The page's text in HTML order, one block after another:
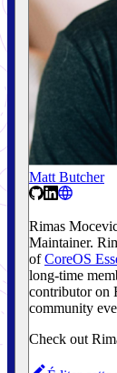
Matt Butcher
Rimas
Maintainer.
ofCoreOS
long-time
contributor on
community
Check out